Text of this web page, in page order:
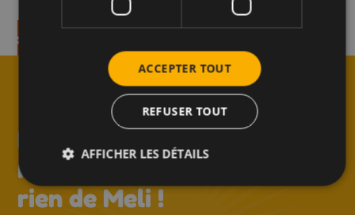
Temps de préparation en 20
Inscrivez-vous à la
newsletter et ne manquez
rien de Meli !
ACCEPTER TOUT
REFUSER TOUT
AFFICHER LES DÉTAILS